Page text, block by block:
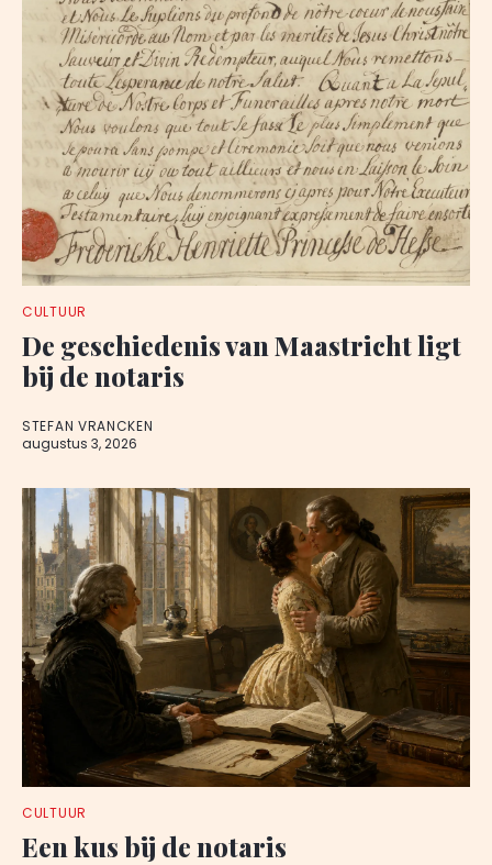
CULTUUR
De geschiedenis van Maastricht ligt
bij de notaris
STEFAN VRANCKEN
augustus 3, 2026
CULTUUR
Een kus bij de notaris